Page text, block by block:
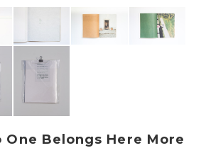
One Belongs Here More